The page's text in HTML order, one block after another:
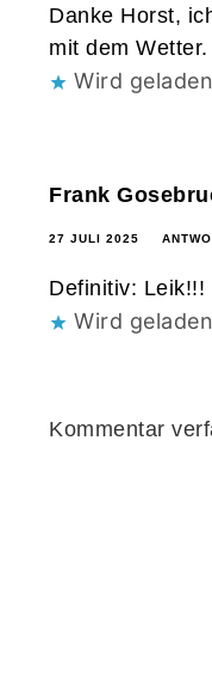
Danke Horst,
mit dem Wetter.
Wird
Frank
27 JULI 2025
Definitiv: Leik!!!
Wird
Kommentar